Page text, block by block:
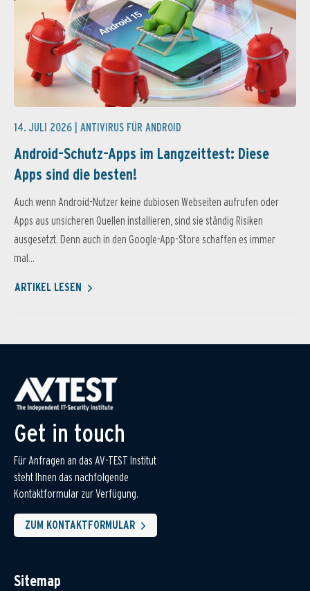
14. JULI 2026 | ANTIVIRUS FÜR ANDROID
Android-Schutz-Apps im Langzeittest: Diese
Apps sind die besten!
Auch wenn Android-Nutzer keine dubiosen Webseiten aufrufen oder
Apps aus unsicheren Quellen installieren, sind sie ständig Risiken
ausgesetzt. Denn auch in den Google-App-Store schaffen es immer
mal...
ARTIKEL LESEN
Get in touch
Für Anfragen an das AV-TEST Institut
steht Ihnen das nachfolgende
Kontaktformular zur Verfügung.
ZUM KONTAKTFORMULAR
Sitemap